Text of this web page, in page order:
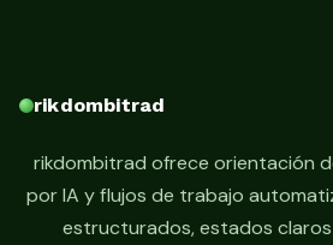
rikdombitrad
rikdombitrad ofrece orientación
por IA y flujos de trabajo
estructurados, estados